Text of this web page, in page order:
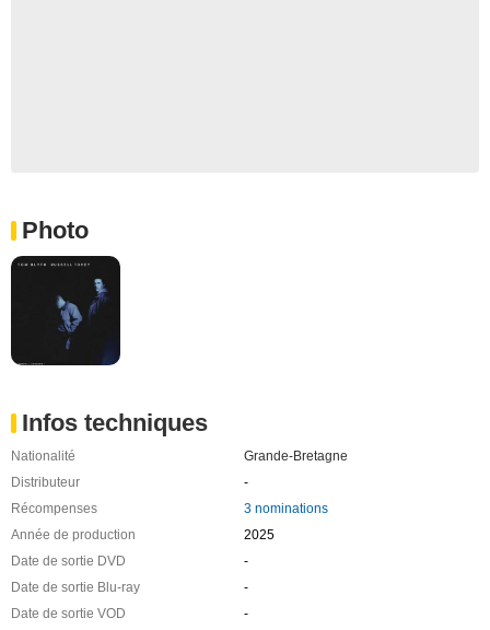
Photo
Infos techniques
Nationalité
Grande-Bretagne
Distributeur
-
Récompenses
3 nominations
Année de production
2025
Date de sortie DVD
-
Date de sortie Blu-ray
-
Date de sortie VOD
-